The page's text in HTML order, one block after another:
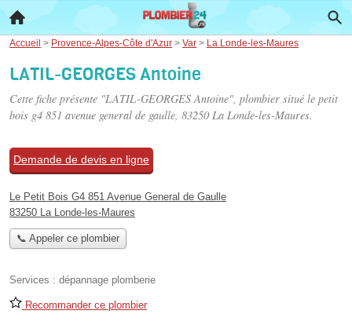
Accueil > Provence-Alpes-Côte d'Azur > Var > La Londe-les-Maures
LATIL-GEORGES Antoine
Cette fiche présente "LATIL-GEORGES Antoine", plombier situé le petit
bois g4 851 avenue general de gaulle, 83250 La Londe-les-Maures.
Demande de devis en ligne
Le Petit Bois G4 851 Avenue General de Gaulle
83250 La Londe-les-Maures
📞 Appeler ce plombier
Services : dépannage plomberie
Recommander ce plombier